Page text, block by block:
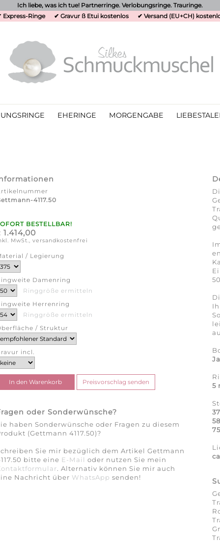
Ich liebe, was ich tue! Partnerringe. Verlobungsringe. Trauringe.
Express-Ringe
✔ Gravur ß Etui kostenlos ✔ Versand (EU+CH)
EHERINGE MORGENGABE
4117.50
BESTELLBAR!
1.414,00
MwSt., versandkostenfrei
/ Legierung
Damenring
Ringgröße ermitteln
Herrenring
Ringgröße ermitteln
/ Struktur
incl.
oder Sonderwünsche?
haben Sonderwünsche oder Fragen zu diesem
(Gettmann 4117.50)?
Sie mir bezüglich dem Artikel Gettmann
bitte eine E-Mail oder nutzen Sie mein
. Alternativ können Sie mir auch
Nachricht über WhatsApp senden!
Ja
5